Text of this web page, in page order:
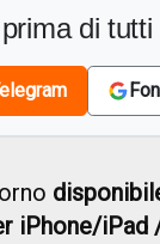
di tutti
iPhone/